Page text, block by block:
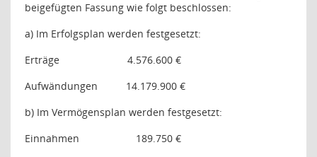
beigefügten Fassung wie folgt beschlossen:
a) Im Erfolgsplan werden festgesetzt:
Erträge
4.576.600 €
Aufwändungen
14.179.900 €
b) Im Vermögensplan werden festgesetzt:
Einnahmen
189.750 €